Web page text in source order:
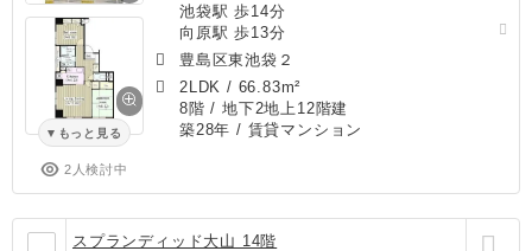
もっと見る
2人検討中
池袋駅 歩14分
向原駅 歩13分
豊島区東池袋２
2LDK / 66.83m²
8階 / 地下2地上12階建
築28年 / 賃貸マンション
スプランディッド大山 14階